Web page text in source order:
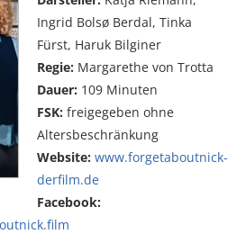
Ingrid Bolsø Berdal, Tinka
Fürst, Haruk Bilginer
Regie: Margarethe von Trotta
Dauer: 109 Minuten
FSK: freigegeben ohne
Altersbeschränkung
Website: www.forgetaboutnick-
derfilm.de
Facebook: